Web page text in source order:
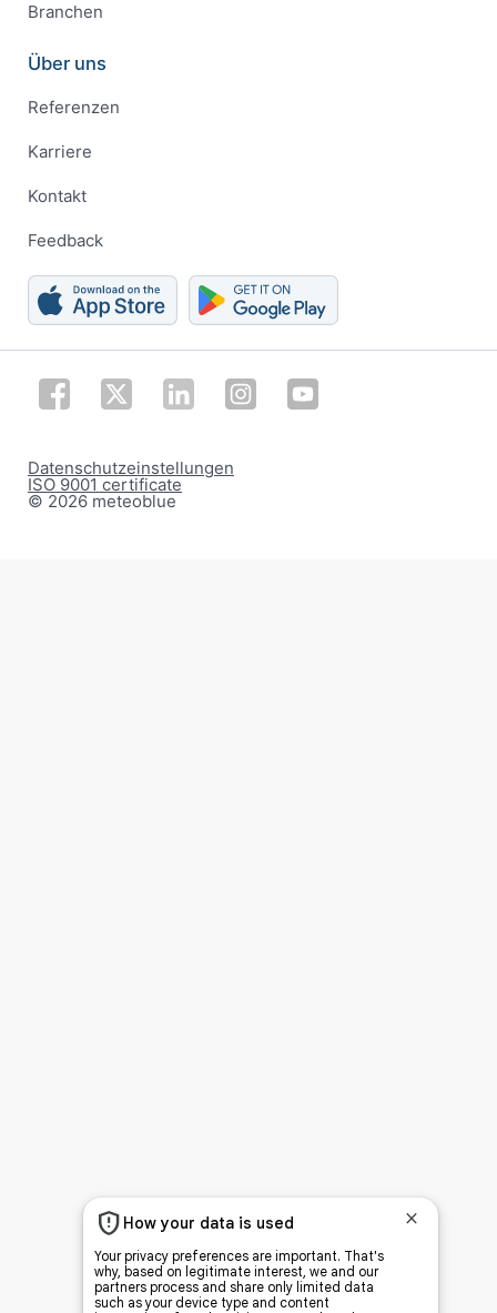
Branchen
Über uns
Referenzen
Karriere
Kontakt
Feedback
© 2026 meteoblue
ISO 9001 certificate
Datenschutzeinstellungen